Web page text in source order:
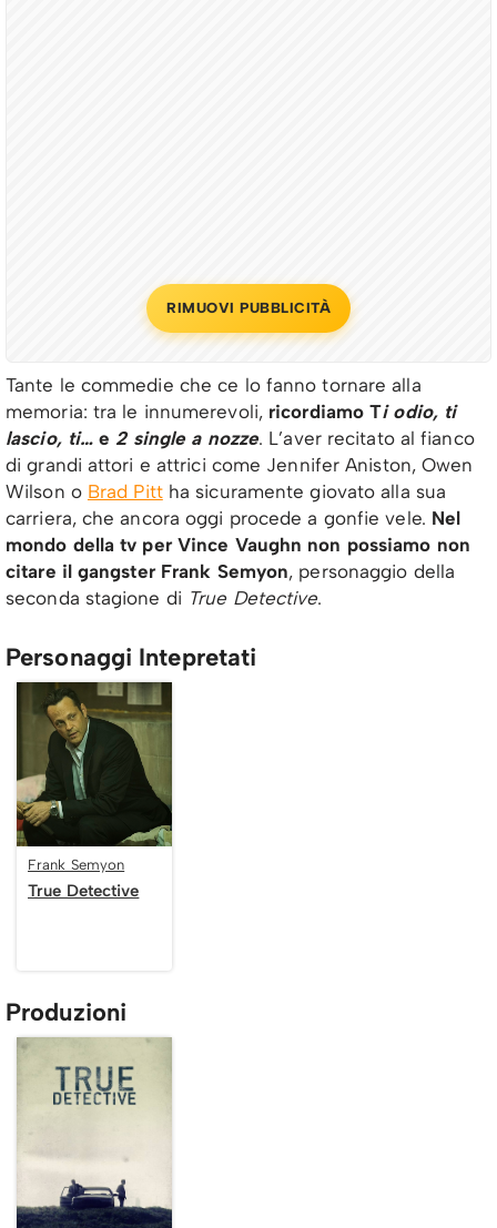
RIMUOVI PUBBLICITÀ
Tante le commedie che ce lo fanno tornare alla
memoria: tra le innumerevoli, ricordiamo Ti odio, ti
lascio, ti… e 2 single a nozze. L’aver recitato al fianco
di grandi attori e attrici come Jennifer Aniston, Owen
Wilson o Brad Pittha sicuramente giovato alla sua
carriera, che ancora oggi procede a gonfie vele. Nel
mondo della tv per Vince Vaughn non possiamo non
citare il gangster Frank Semyon, personaggio della
seconda stagione di True Detective.
Personaggi Intepretati
Frank Semyon
True Detective
Produzioni